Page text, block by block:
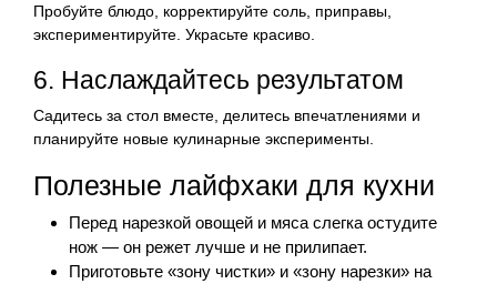
Пробуйте блюдо, корректируйте соль, приправы,
экспериментируйте. Украсьте красиво.
6. Наслаждайтесь результатом
Садитесь за стол вместе, делитесь впечатлениями и
планируйте новые кулинарные эксперименты.
Полезные лайфхаки для кухни
Перед нарезкой овощей и мяса слегка остудите
нож — он режет лучше и не прилипает.
Приготовьте «зону чистки» и «зону нарезки» на